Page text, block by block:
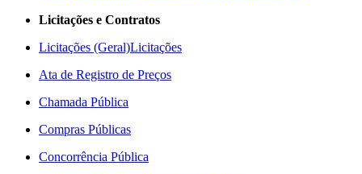
Licitações e Contratos
Licitações (Geral)Licitações
Ata de Registro de Preços
Chamada Pública
Compras Públicas
Concorrência Pública